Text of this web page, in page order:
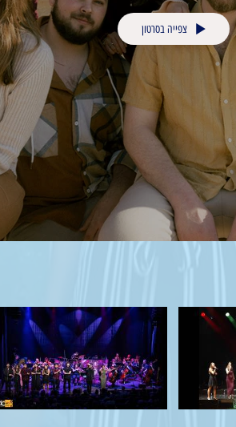
צפייה בסרטון